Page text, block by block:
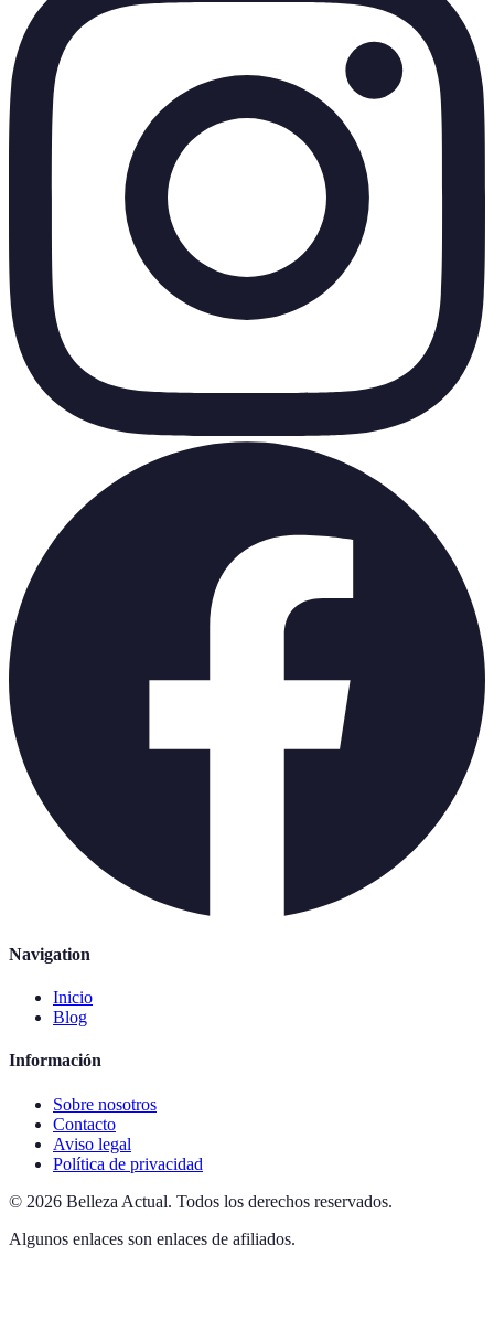
Navigation
Inicio
Blog
Información
Sobre nosotros
Contacto
Aviso legal
Política de privacidad
© 2026 Belleza Actual. Todos los derechos reservados.
Algunos enlaces son enlaces de afiliados.